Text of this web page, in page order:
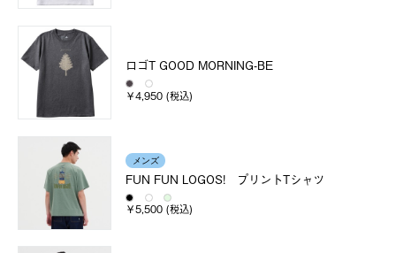
ロゴT GOOD MORNING-BE
￥4,950 (税込)
メンズ
FUN FUN LOGOS! プリントTシャツ
￥5,500 (税込)